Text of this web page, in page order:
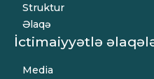
Struktur
Əlaqə
İctimaiyyətlə
Media